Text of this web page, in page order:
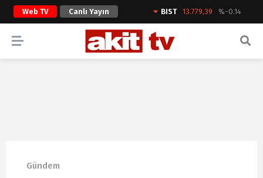
Web TV Canlı Yayın BIST 13.779,39 %-0.14
ARAMA YAP
Gündem